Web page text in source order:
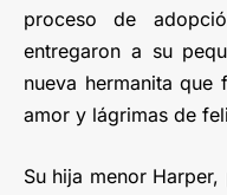
proceso de
entregaron a su
nueva hermanita que
amor y lágrimas de
Su hija menor